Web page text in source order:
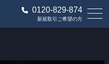
新規取引ご希望の方
0120-829-874